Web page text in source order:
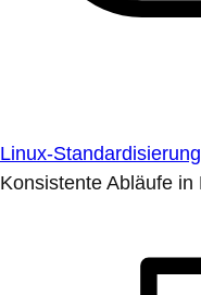
Linux-Standardisierung
Konsistente Abläufe